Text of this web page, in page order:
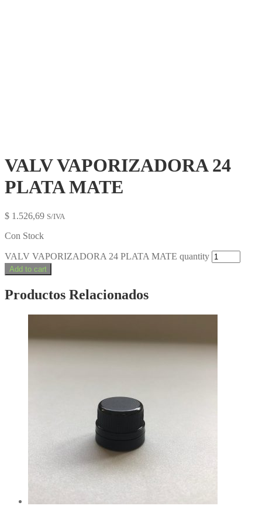
VALV VAPORIZADORA 24
PLATA MATE
$ 1.526,69 S/IVA
Con Stock
VALV VAPORIZADORA 24 PLATA MATE quantity
Add to cart
Productos Relacionados